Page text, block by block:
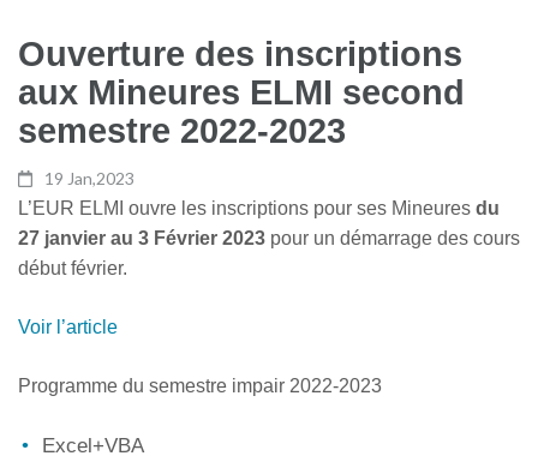
Ouverture des inscriptions
aux Mineures ELMI second
semestre 2022-2023
19 Jan,2023
L’EUR ELMI ouvre les inscriptions pour ses Mineures du
27 janvier au 3 Février 2023 pour un démarrage des cours
début février.
Voir l’article
Programme du semestre impair 2022-2023
Excel+VBA